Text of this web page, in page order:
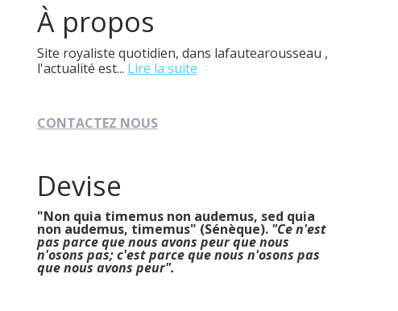
À propos
Site royaliste quotidien, dans lafautearousseau ,
l'actualité est... Lire la suite
CONTACTEZ NOUS
Devise
"Non quia timemus non audemus, sed quia
non audemus, timemus" (Sénèque). "Ce n'est
pas parce que nous avons peur que nous
n'osons pas; c'est parce que nous n'osons pas
que nous avons peur".